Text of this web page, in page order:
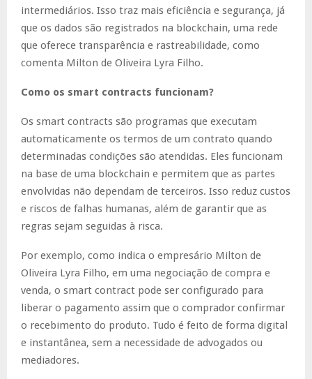
intermediários. Isso traz mais eficiência e segurança, já
que os dados são registrados na blockchain, uma rede
que oferece transparência e rastreabilidade, como
comenta Milton de Oliveira Lyra Filho.
Como os smart contracts funcionam?
Os smart contracts são programas que executam
automaticamente os termos de um contrato quando
determinadas condições são atendidas. Eles funcionam
na base de uma blockchain e permitem que as partes
envolvidas não dependam de terceiros. Isso reduz custos
e riscos de falhas humanas, além de garantir que as
regras sejam seguidas à risca.
Por exemplo, como indica o empresário Milton de
Oliveira Lyra Filho, em uma negociação de compra e
venda, o smart contract pode ser configurado para
liberar o pagamento assim que o comprador confirmar
o recebimento do produto. Tudo é feito de forma digital
e instantânea, sem a necessidade de advogados ou
mediadores.